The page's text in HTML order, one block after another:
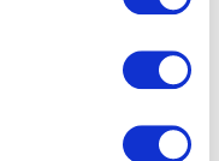
aina kotoa lähtiessä
turvautumaan
hätävara.